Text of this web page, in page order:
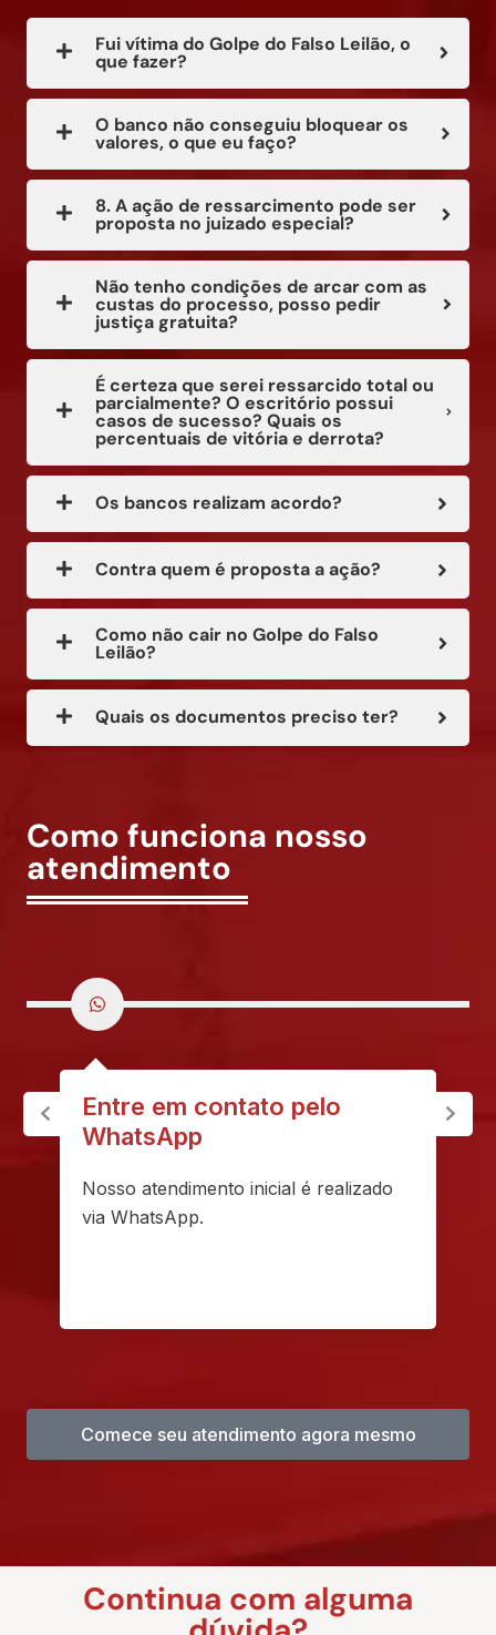
Fui vítima do Golpe do Falso Leilão, o
que fazer?
O banco não conseguiu bloquear os
valores, o que eu faço?
8. A ação de ressarcimento pode ser
proposta no juizado especial?
Não tenho condições de arcar com as
custas do processo, posso pedir
justiça gratuita?
É certeza que serei ressarcido total ou
parcialmente? O escritório possui
casos de sucesso? Quais os
percentuais de vitória e derrota?
Os bancos realizam acordo?
Contra quem é proposta a ação?
Como não cair no Golpe do Falso
Leilão?
Quais os documentos preciso ter?
Como funciona nosso
atendimento
Entre em contato pelo
WhatsApp
Nosso atendimento inicial é realizado
via WhatsApp.
Comece seu atendimento agora mesmo
Continua com alguma